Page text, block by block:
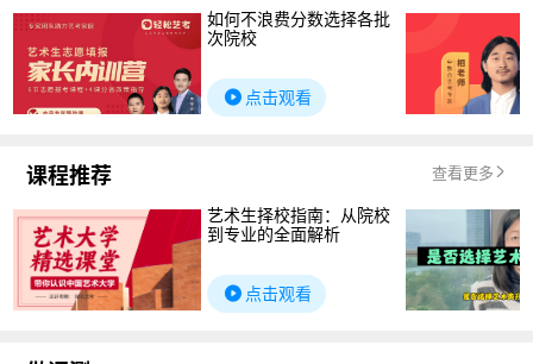
如何不浪费分数选择各批
次院校
点击观看
课程推荐 查看更多
艺术生择校指南：从院校
到专业的全面解析
点击观看